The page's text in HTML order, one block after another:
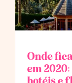
Onde
em